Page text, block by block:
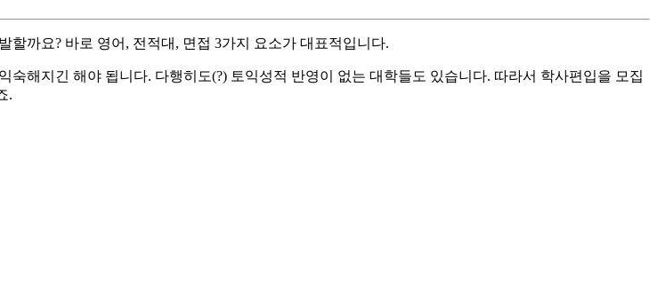
까요? 바로 영어, 전적대, 면접 3가지 요소가 대표적입니다.
해지긴 해야 됩니다. 다행히도(?) 토익성적 반영이 없는 대학들도 있습니다. 따라서 학사편입을 모집
.